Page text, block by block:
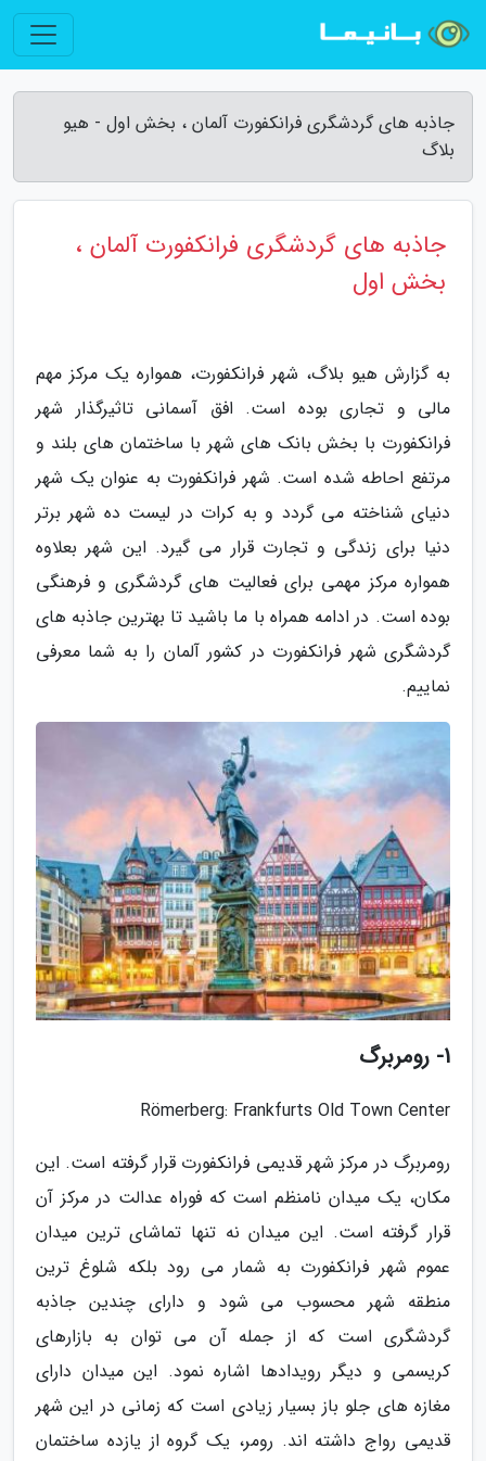
جاذبه های گردشگری فرانکفورت آلمان ، بخش اول - هیو
بلاگ
جاذبه های گردشگری فرانکفورت آلمان ،
بخش اول
به گزارش هیو بلاگ، شهر فرانکفورت، همواره یک مرکز مهم
مالی و تجاری بوده است. افق آسمانی تاثیرگذار شهر
فرانکفورت با بخش بانک های شهر با ساختمان های بلند و
مرتفع احاطه شده است. شهر فرانکفورت به عنوان یک شهر
دنیای شناخته می گردد و به کرات در لیست ده شهر برتر
دنیا برای زندگی و تجارت قرار می گیرد. این شهر بعلاوه
همواره مرکز مهمی برای فعالیت های گردشگری و فرهنگی
بوده است. در ادامه همراه با ما باشید تا بهترین جاذبه های
گردشگری شهر فرانکفورت در کشور آلمان را به شما معرفی
نماییم.
1- رومربرگ
Römerberg: Frankfurts Old Town Center
رومربرگ در مرکز شهر قدیمی فرانکفورت قرار گرفته است. این
مکان، یک میدان نامنظم است که فوراه عدالت در مرکز آن
قرار گرفته است. این میدان نه تنها تماشای ترین میدان
عموم شهر فرانکفورت به شمار می رود بلکه شلوغ ترین
منطقه شهر محسوب می شود و دارای چندین جاذبه
گردشگری است که از جمله آن می توان به بازارهای
کریسمی و دیگر رویدادها اشاره نمود. این میدان دارای
مغازه های جلو باز بسیار زیادی است که زمانی در این شهر
قدیمی رواج داشته اند. رومر، یک گروه از یازده ساختمان